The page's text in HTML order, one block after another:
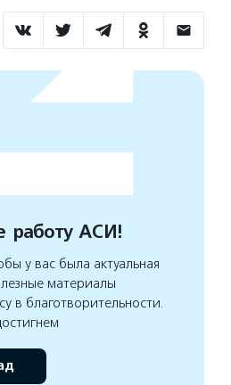
работу АСИ!
у вас была актуальная
материалы
в благотворительности.